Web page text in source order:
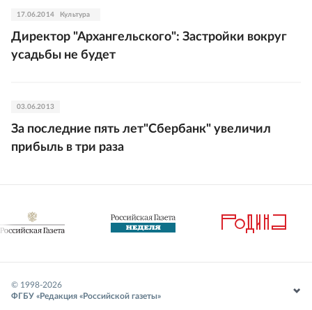
17.06.2014 Культура
Директор "Архангельского": Застройки вокруг
усадьбы не будет
03.06.2013
За последние пять лет"Сбербанк" увеличил
прибыль в три раза
© 1998-2026
ФГБУ «Редакция «Российской газеты»